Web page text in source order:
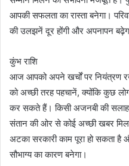
आपकी सफलता का रास्ता बनेगा।
की उलझनें दूर होंगी और अपनापन
कुंभ राशि
आज आपको अपने खर्चों पर नियंत्रण
को अच्छी तरह पहचानें, क्योंकि कुछ
कर सकते हैं। किसी अजनबी की
संतान की ओर से कोई अच्छी खबर
अटका सरकारी काम पूरा हो सकता है
सौभाग्य का कारण बनेगा।